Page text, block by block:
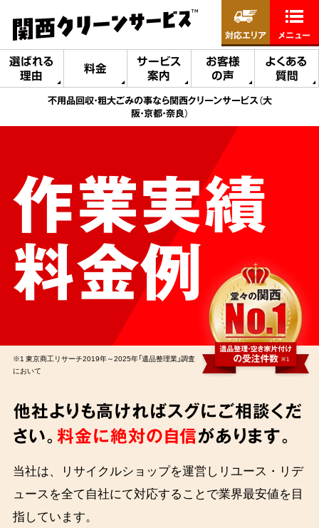
選ばれる
理由
料金
サービス
案内
お客様
の声
よくある
質問
対応エリア メニュー
不用品回収・粗大ごみの事なら関西クリーンサービス（大
阪・京都・奈良）
作業実績
料金例
※1 東京商工リサーチ2019年～2025年「遺品整理業」調査
において
他社よりも高ければスグにご相談くだ
さい。料金に絶対の自信があります。
当社は、リサイクルショップを運営しリユース・リデ
ュースを全て自社にて対応することで業界最安値を目
指しています。